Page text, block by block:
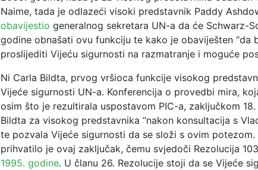
Naime, tada je odlazeći visoki predstavnik Paddy
obavijestio generalnog sekretara UN-a da će Schwarz-
godine obnašati ovu funkciju te kako je obaviješten “da
proslijediti Vijeću sigurnosti na razmatranje i moguće
Ni Carla Bildta, prvog vršioca funkcije visokog
Vijeće sigurnosti UN-a. Konferencija o provedbi mira,
osim što je rezultirala uspostavom PIC-a, zaključkom
Bildta za visokog predstavnika “nakon konsultacija s
te pozvala Vijeće sigurnosti da se složi s ovim
prihvatilo je ovaj zaključak, čemu svjedoči Rezolucija
1995. godine. U članu 26. Rezolucije stoji da se Vijeće